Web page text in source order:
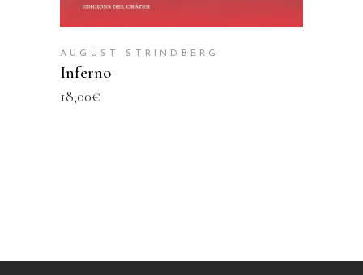
AUGUST STRINDBERG
Inferno
18,00€